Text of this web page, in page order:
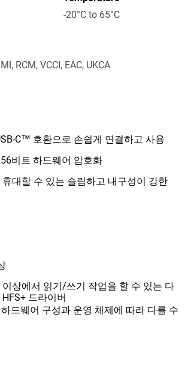
-20°C to 65°C
RCM, VCCI, EAC, UKCA
C™ 호환으로 손쉽게 연결하고 사용
비트 하드웨어 암호화
대할 수 있는 슬림하고 내구성이 강한
상에서 읽기/쓰기 작업을 할 수 있는 다
드라이버
드웨어 구성과 운영 체제에 따라 다를 수